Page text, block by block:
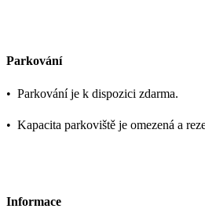
Parkování
• Parkování je k dispozici zdarma.
• Kapacita parkoviště je omezená a
Informace